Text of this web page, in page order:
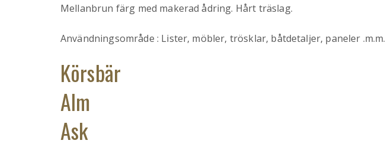
Mellanbrun färg med makerad ådring. Hårt träslag.
Användningsområde : Lister, möbler, trösklar, båtdetaljer, paneler .m.m.
Körsbär
Alm
Ask